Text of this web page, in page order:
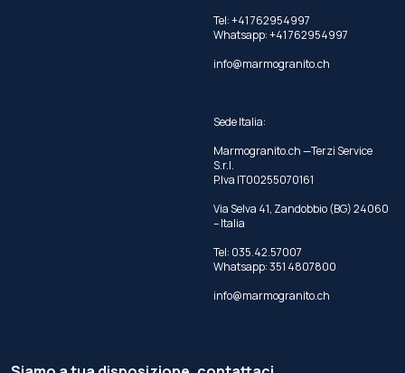
Tel: +41 762954997
Whatsapp:+41 762954997
info@marmogranito.ch
Sede Italia:
Marmogranito.ch —Terzi Service
S.r.l.
P.Iva IT00255070161
Via Selva 41, Zandobbio (BG) 24060
– Italia
Tel: 035.42.57007
Whatsapp:351 4807800
info@marmogranito.ch